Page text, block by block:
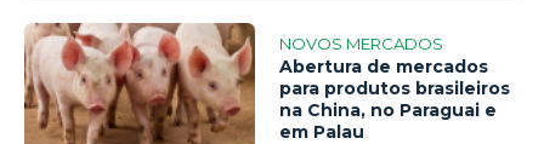
NOVOS MERCADOS
Abertura de mercados
para produtos brasileiros
na China, no Paraguai e
em Palau